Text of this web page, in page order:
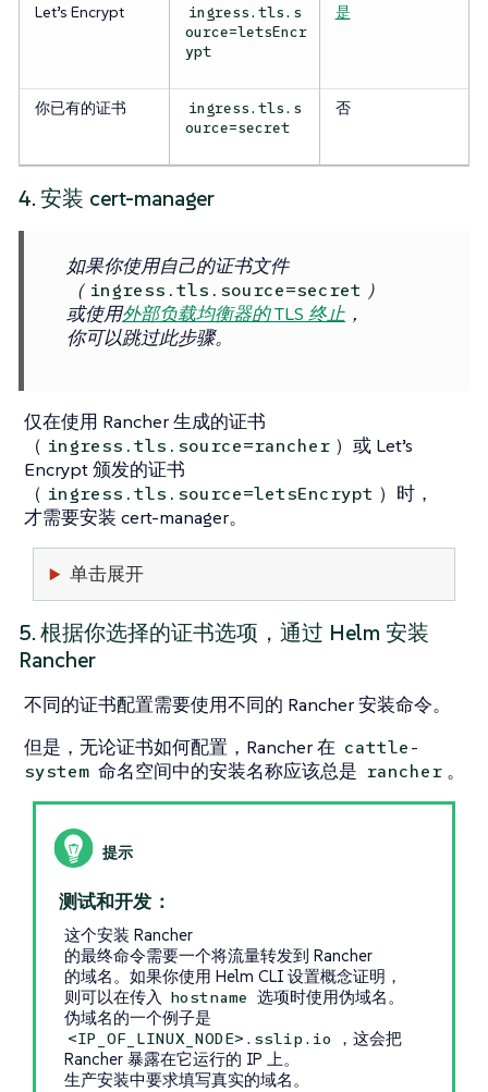
Let’s Encrypt
ingress.tls.s
ource=letsEncr
ypt
是
你已有的证书
ingress.tls.s
ource=secret
否
4. 安装 cert-manager
如果你使用自己的证书文件
（ ingress.tls.source=secret ）
或使用外部负载均衡器的 TLS 终止 ，
你可以跳过此步骤。
仅在使用 Rancher 生成的证书
（ ingress.tls.source=rancher ）或 Let’s
Encrypt 颁发的证书
（ ingress.tls.source=letsEncrypt ）时，
才需要安装 cert-manager。
单击展开
5. 根据你选择的证书选项，通过 Helm 安装
Rancher
不同的证书配置需要使用不同的 Rancher 安装命令。
但是，无论证书如何配置，Rancher 在 cattle-
system 命名空间中的安装名称应该总是 rancher 。
测试和开发：
这个安装 Rancher
的最终命令需要一个将流量转发到 Rancher
的域名。如果你使用 Helm CLI 设置概念证明，
则可以在传入 hostname 选项时使用伪域名。
伪域名的一个例子是
<IP_OF_LINUX_NODE>.sslip.io
，这会把
Rancher 暴露在它运行的 IP 上。
生产安装中要求填写真实的域名。